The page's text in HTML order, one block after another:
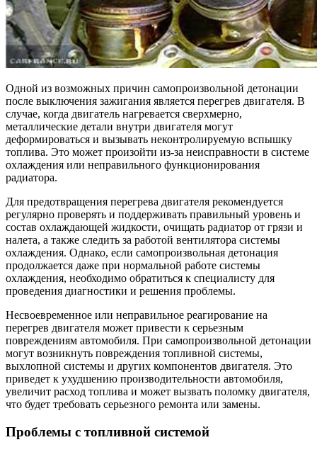
Одной из возможных причин самопроизвольной детонации
после выключения зажигания является перегрев двигателя. В
случае, когда двигатель нагревается сверхмерно,
металлические детали внутри двигателя могут
деформироваться и вызывать неконтролируемую вспышку
топлива. Это может произойти из-за неисправности в системе
охлаждения или неправильного функционирования
радиатора.
Для предотвращения перегрева двигателя рекомендуется
регулярно проверять и поддерживать правильный уровень и
состав охлаждающей жидкости, очищать радиатор от грязи и
налета, а также следить за работой вентилятора системы
охлаждения. Однако, если самопроизвольная детонация
продолжается даже при нормальной работе системы
охлаждения, необходимо обратиться к специалисту для
проведения диагностики и решения проблемы.
Несвоевременное или неправильное реагирование на
перегрев двигателя может привести к серьезным
повреждениям автомобиля. При самопроизвольной детонации
могут возникнуть повреждения топливной системы,
выхлопной системы и других компонентов двигателя. Это
приведет к ухудшению производительности автомобиля,
увеличит расход топлива и может вызвать поломку двигателя,
что будет требовать серьезного ремонта или замены.
Проблемы с топливной системой